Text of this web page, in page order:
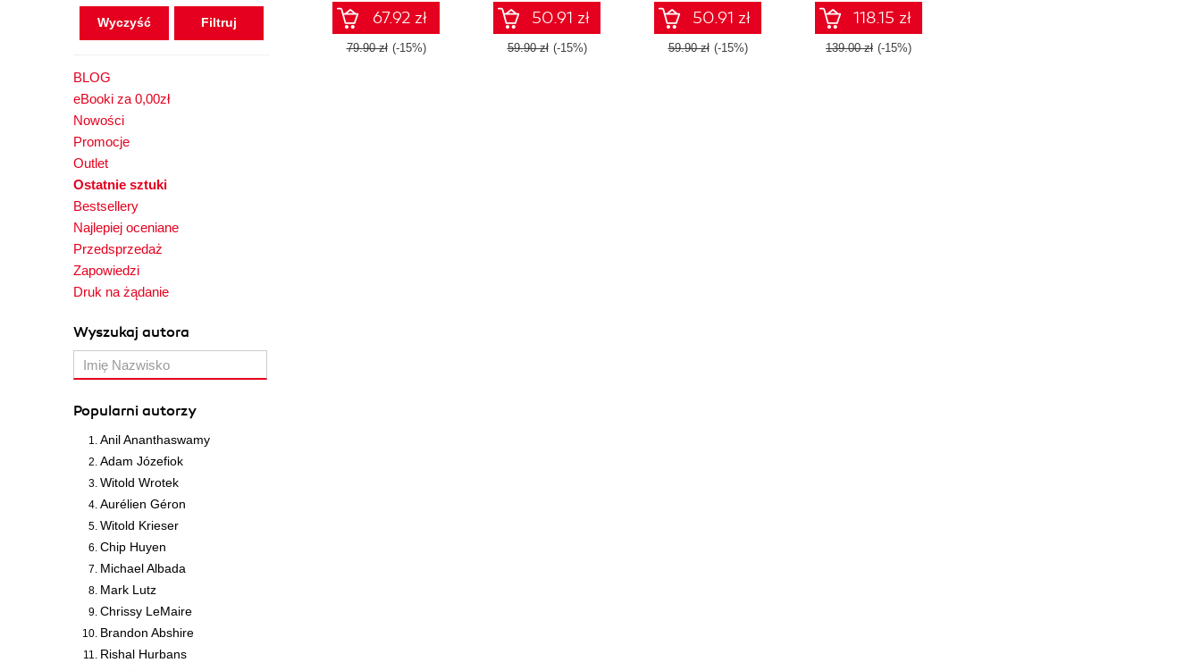
Wyczyść
BLOG
eBooki za 0,00zł
Nowości
Promocje
Outlet
Ostatnie sztuki
Bestsellery
Najlepiej oceniane
Przedsprzedaż
Zapowiedzi
Druk na żądanie
Wyszukaj autora
Popularni autorzy
Anil Ananthaswamy
Adam Józefiok
Witold Wrotek
Aurélien Géron
Witold Krieser
Chip Huyen
Michael Albada
Mark Lutz
Chrissy LeMaire
Brandon Abshire
Rishal Hurbans
67.92 zł
79.90 zł (-15%)
50.91 zł
59.90 zł (-15%)
50.91 zł
59.90 zł (-15%)
118.15 zł
139.00 zł (-15%)